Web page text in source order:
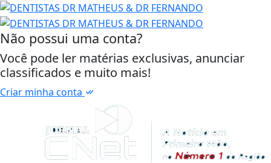
Não possui uma conta?
Você pode ler matérias exclusivas, anunciar
classificados e muito mais!
Criar minha conta